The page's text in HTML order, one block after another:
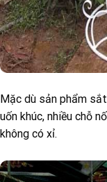
Mặc dù sản phẩm
uốn khúc, nhiều chỗ
không có xỉ.